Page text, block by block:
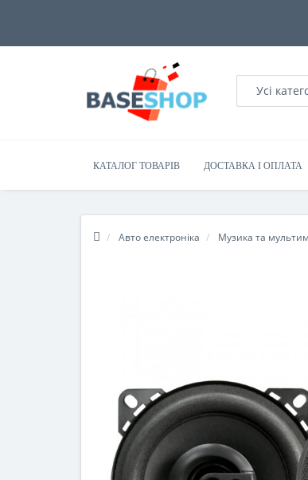
Усі
КАТАЛОГ ТОВАРІВ ДОСТАВКА І ОПЛАТА
Авто електроніка Музика та